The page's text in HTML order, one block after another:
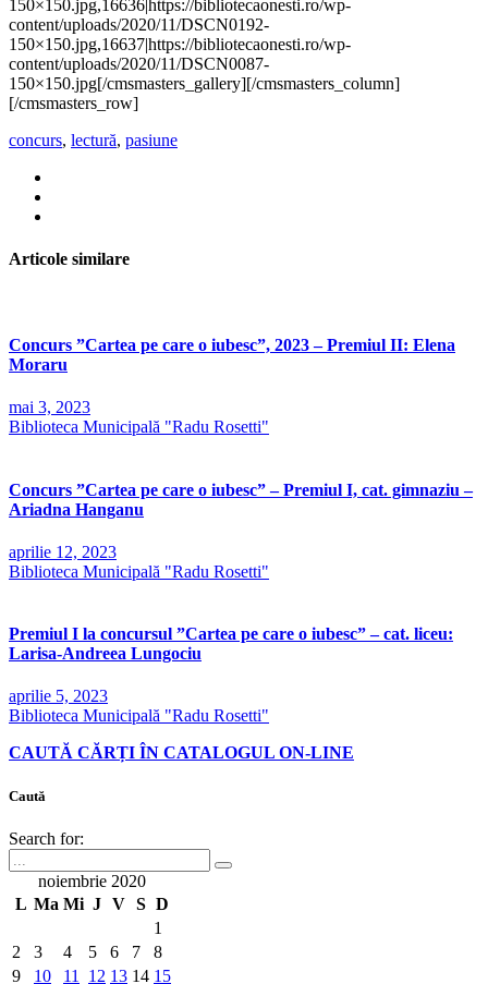
150×150.jpg,16636|https://bibliotecaonesti.ro/wp-
content/uploads/2020/11/DSCN0192-
150×150.jpg,16637|https://bibliotecaonesti.ro/wp-
content/uploads/2020/11/DSCN0087-
150×150.jpg[/cmsmasters_gallery][/cmsmasters_column]
[/cmsmasters_row]
concurs, lectură, pasiune
Articole similare
Concurs ”Cartea pe care o iubesc”, 2023 – Premiul II: Elena
Moraru
mai 3, 2023
Biblioteca Municipală "Radu Rosetti"
Concurs ”Cartea pe care o iubesc” – Premiul I, cat. gimnaziu –
Ariadna Hanganu
aprilie 12, 2023
Biblioteca Municipală "Radu Rosetti"
Premiul I la concursul ”Cartea pe care o iubesc” – cat. liceu:
Larisa-Andreea Lungociu
aprilie 5, 2023
Biblioteca Municipală "Radu Rosetti"
CAUTĂ CĂRȚI ÎN CATALOGUL ON-LINE
Caută
Search for:
noiembrie 2020
L Ma Mi J V S D
1
2
3 4 5 6 7
8
9
10 11 12 13 14 15